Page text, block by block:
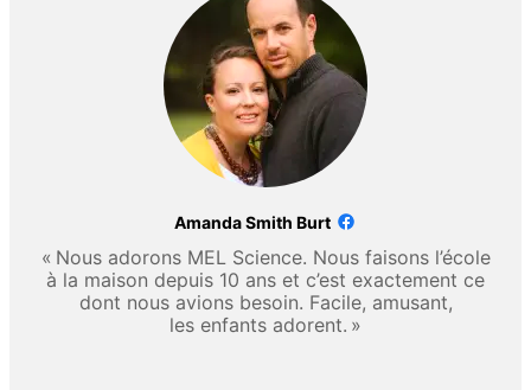
Amanda Smith Burt
« Nous adorons MEL Science. Nous faisons l’école
à la maison depuis 10 ans et c’est exactement ce
dont nous avions besoin. Facile, amusant,
les enfants adorent. »